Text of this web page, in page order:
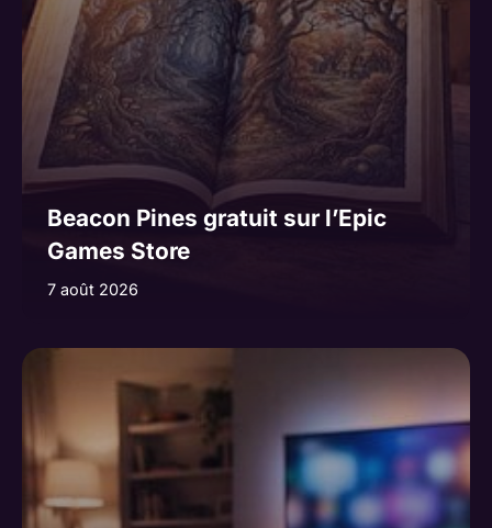
Beacon Pines gratuit sur l’Epic
Games Store
7 août 2026